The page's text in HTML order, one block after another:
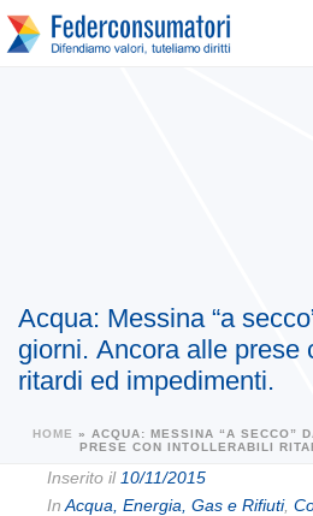
Acqua: Messina “a
giorni. Ancora alle prese
ritardi ed impedimenti.
HOME »
ACQUA: MESSINA “A SECCO”
PRESE CON INTOLLERABILI
Inserito il 10/11/2015
In Acqua, Energia, Gas e Rifiuti,